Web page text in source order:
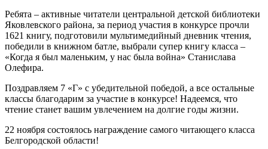
Ребята – активные читатели центральной детской библиотеки
Яковлевского района, за период участия в конкурсе прочли
1621 книгу, подготовили мультимедийный дневник чтения,
победили в книжном батле, выбрали супер книгу класса –
«Когда я был маленьким, у нас была война» Станислава
Олефира.
Поздравляем 7 «Г» с убедительной победой, а все остальные
классы благодарим за участие в конкурсе! Надеемся, что
чтение станет вашим увлечением на долгие годы жизни.
22 ноября состоялось награждение самого читающего класса
Белгородской области!